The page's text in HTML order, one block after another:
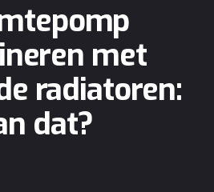
met
radiatoren:
dat?